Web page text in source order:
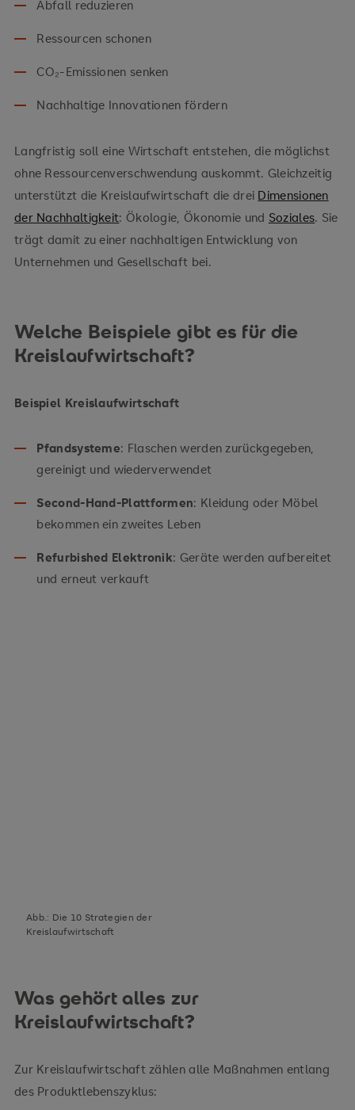
Abfall reduzieren
Ressourcen schonen
CO₂-Emissionen senken
Nachhaltige Innovationen fördern
Langfristig soll eine Wirtschaft entstehen, die möglichst
ohne Ressourcenverschwendung auskommt. Gleichzeitig
unterstützt die Kreislaufwirtschaft die drei Dimensionen
der Nachhaltigkeit: Ökologie, Ökonomie und Soziales. Sie
trägt damit zu einer nachhaltigen Entwicklung von
Unternehmen und Gesellschaft bei.
Welche Beispiele gibt es für die
Kreislaufwirtschaft?
Beispiel Kreislaufwirtschaft
Pfandsysteme: Flaschen werden zurückgegeben,
gereinigt und wiederverwendet
Second-Hand-Plattformen: Kleidung oder Möbel
bekommen ein zweites Leben
Refurbished Elektronik: Geräte werden aufbereitet
und erneut verkauft
Abb.: Die 10 Strategien der
Kreislaufwirtschaft
Was gehört alles zur
Kreislaufwirtschaft?
Zur Kreislaufwirtschaft zählen alle Maßnahmen entlang
des Produktlebenszyklus: